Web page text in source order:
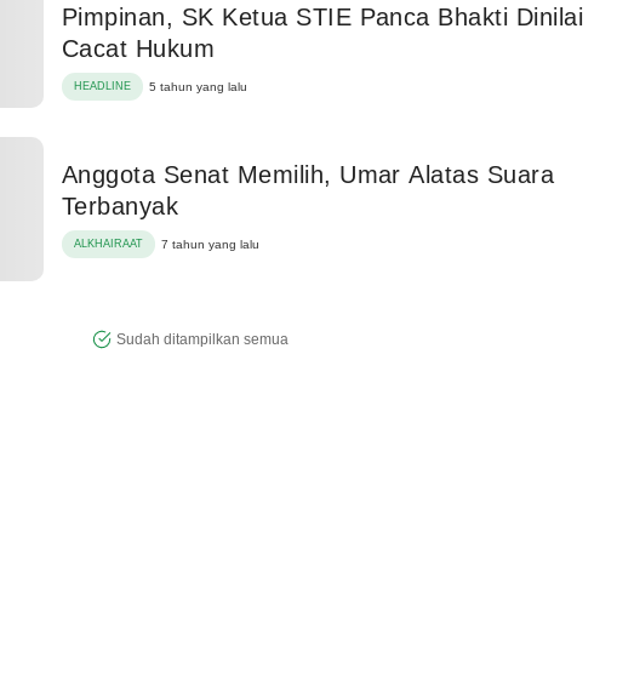
Pimpinan, SK Ketua STIE Panca Bhakti Dinilai
Cacat Hukum
HEADLINE 5 tahun yang lalu
Anggota Senat Memilih, Umar Alatas Suara
Terbanyak
ALKHAIRAAT 7 tahun yang lalu
Sudah ditampilkan semua